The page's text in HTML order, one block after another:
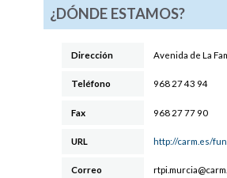
¿DÓNDE ESTAMOS?
Dirección Avenida de La
Teléfono 968 27 43 94
Fax 968 27 77 90
URL http://carm.es/
Correo
rtpi.murc